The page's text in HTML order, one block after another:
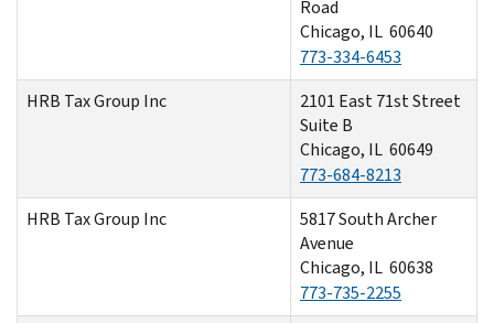
Road
Chicago, IL 60640
773-334-6453
HRB Tax Group Inc
2101 East 71st Street
Suite B
Chicago, IL 60649
773-684-8213
HRB Tax Group Inc
5817 South Archer
Avenue
Chicago, IL 60638
773-735-2255